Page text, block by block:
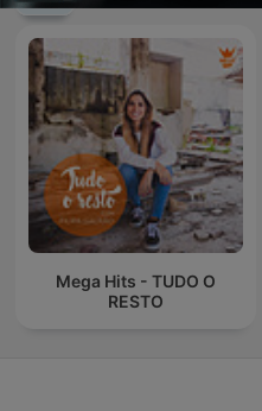
Mega Hits - TUDO O
RESTO